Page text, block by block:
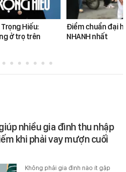
Hiếu:
ở trọ trên
Điểm chuẩn đại
NHANH nhất
nhiều gia đình thu nhập
khi phải vay mượn cuối
Không phải gia đình nào ít gặp